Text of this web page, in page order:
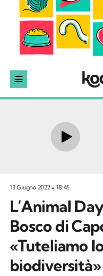
13 Giugno 2022 18:45
L’Animal
Bosco di
«Tuteliamo
biodiversità»